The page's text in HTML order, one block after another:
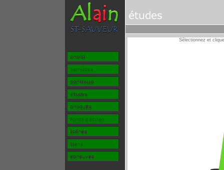
Sélectionnez et